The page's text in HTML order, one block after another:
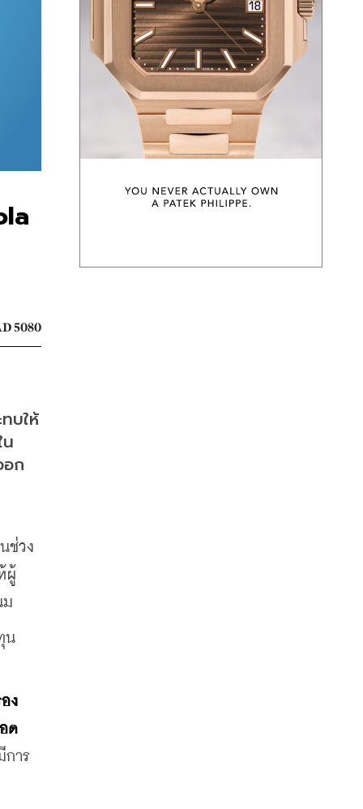
5080
บให้
ก
ช่วง
ผู้
ม
น
ง
ด
การ